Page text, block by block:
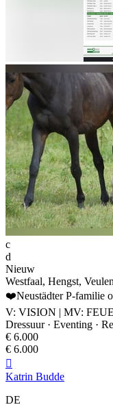
c
d
Nieuw
Westfaal, Hengst,
❤️Neustädter P-familie
V: VISION | MV:
Dressuur · Eventing ·
€ 6.000
€ 6.000

Katrin Budde
DE